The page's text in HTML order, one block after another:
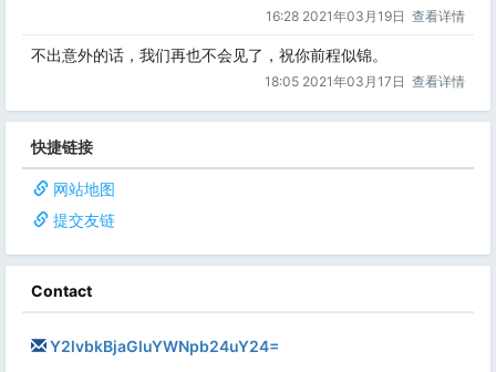
16:28 2021年03月19日 查看详情
不出意外的话，我们再也不会见了，祝你前程似锦。
18:05 2021年03月17日 查看详情
快捷链接
网站地图
提交友链
Contact
Y2lvbkBjaGluYWNpb24uY24=